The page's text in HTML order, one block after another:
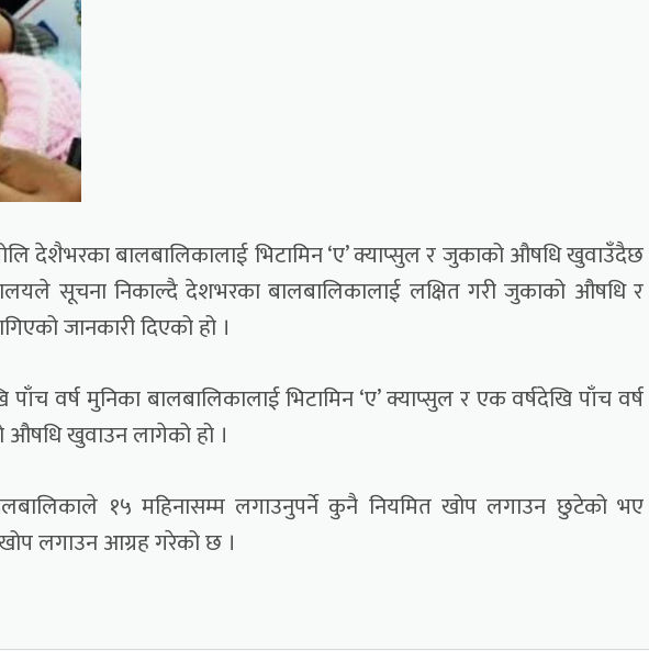
देशैभरका बालबालिकालाई भिटामिन ‘ए’ क्याप्सुल र जुकाको औषधि खुवाउँदैछ
सूचना निकाल्दै देशभरका बालबालिकालाई लक्षित गरी जुकाको औषधि र
जानकारी दिएको हो ।
वर्ष मुनिका बालबालिकालाई भिटामिन ‘ए’ क्याप्सुल र एक वर्षदेखि पाँच वर्ष
खुवाउन लागेको हो ।
१५ महिनासम्म लगाउनुपर्ने कुनै नियमित खोप लगाउन छुटेको भए
लगाउन आग्रह गरेको छ ।